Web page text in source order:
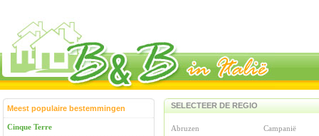
Meest populaire bestemmingen
Cinque Terre
SELECTEER DE REGIO
Abruzen
Campanië